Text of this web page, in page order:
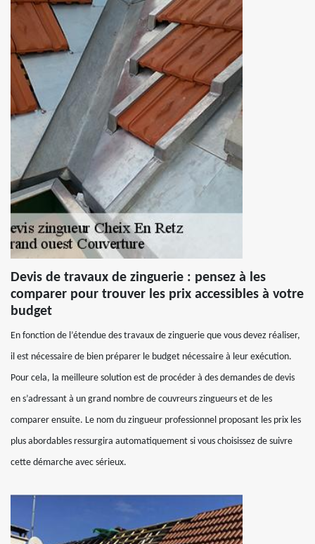
Devis de travaux de zinguerie : pensez à les
comparer pour trouver les prix accessibles à votre
budget
En fonction de l’étendue des travaux de zinguerie que vous devez réaliser,
il est nécessaire de bien préparer le budget nécessaire à leur exécution.
Pour cela, la meilleure solution est de procéder à des demandes de devis
en s’adressant à un grand nombre de couvreurs zingueurs et de les
comparer ensuite. Le nom du zingueur professionnel proposant les prix les
plus abordables ressurgira automatiquement si vous choisissez de suivre
cette démarche avec sérieux.